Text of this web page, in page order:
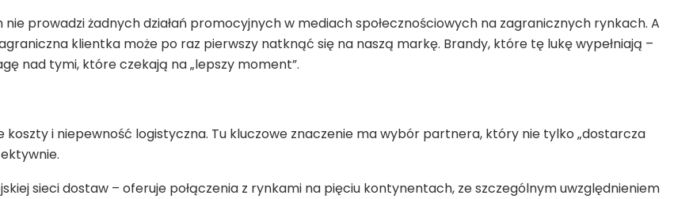
prowadzi żadnych działań promocyjnych w mediach społecznościowych na zagranicznych rynkach. A
klientka może po raz pierwszy natknąć się na naszą markę. Brandy, które tę lukę wypełniają –
nad tymi, które czekają na „lepszy moment”.
i niepewność logistyczna. Tu kluczowe znaczenie ma wybór partnera, który nie tylko „dostarcza
sieci dostaw – oferuje połączenia z rynkami na pięciu kontynentach, ze szczególnym uwzględnieniem